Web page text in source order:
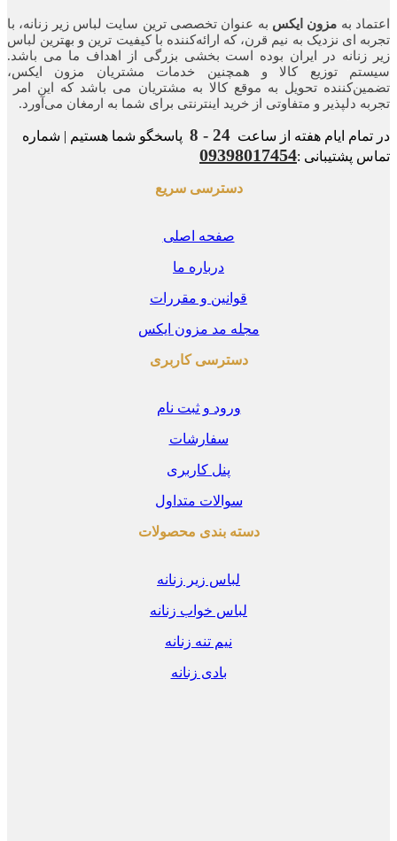
بهمزون ایکس به عنوان تخصصی ترین سایت لباس زیر زنانه، با
ای نزدیک به نیم قرن، که ارائه‌کننده با کیفیت ترین و بهترین لباس
زنانه در ایران بوده ‌است بخشی بزرگی از اهداف ما می باشد.
توزیع کالا و همچنین خدمات مشتریان مزون ایکس،
تحویل به موقع کالا به مشتریان می باشد که این امر
دلپذیر و متفاوتی از خرید اینترنتی برای شما به ارمغان می‌آورد.
ایام هفته از ساعت24 - 8
پاسخگو شما هستیم | شماره
پشتیبانی :09398017454
دسترسی سریع
صفحه اصلی
درباره ما
قوانین و مقررات
مجله مد مزون ایکس
دسترسی کاربری
ورود و ثبت نام
سفارشات
پنل کاربری
سوالات متداول
دسته بندی محصولات
لباس زیر زنانه
لباس خواب زنانه
نیم تنه زنانه
بادی زنانه